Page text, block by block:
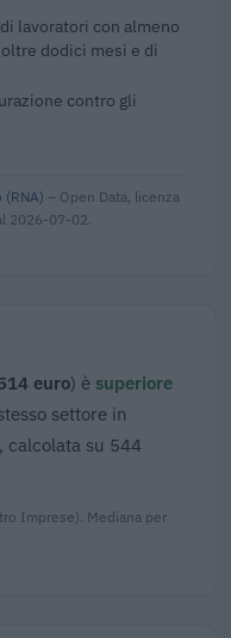
lavoratori con almeno
dodici mesi e di
contro gli
(RNA) – Open Data, licenza
2026-07-02.
euro) è superiore
settore in
calcolata su 544
Imprese). Mediana per